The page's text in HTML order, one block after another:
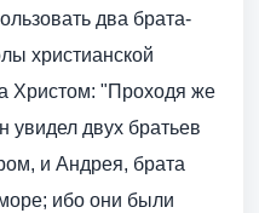
два брата-
христианской
Христом: "Проходя же
увидел двух братьев
и Андрея, брата
ибо они были